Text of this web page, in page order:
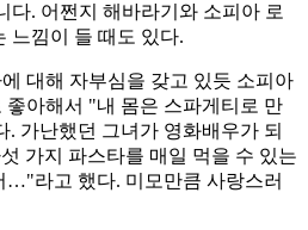
다. 어쩐지 해바라기와 소피아 로
느낌이 들 때도 있다.
대해 자부심을 갖고 있듯 소피아
아해서 "내 몸은 스파게티로 만
가난했던 그녀가 영화배우가 되
가지 파스타를 매일 먹을 수 있는
…"라고 했다. 미모만큼 사랑스러